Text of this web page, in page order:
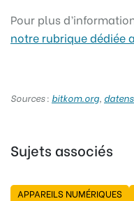
Pour plus
notre rubrique dédiée
Sources : bitkom.org,
Sujets associés
APPAREILS NUMÉRIQUES